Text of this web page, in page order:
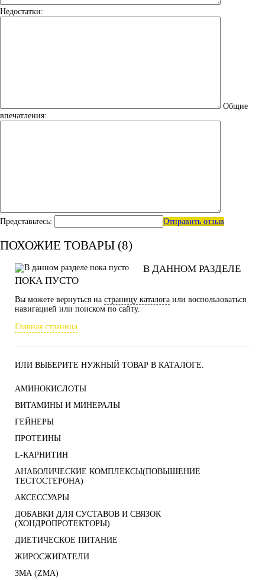
Недостатки:
Общие
впечатления:
Представьтесь: Отправить отзыв
ПОХОЖИЕ ТОВАРЫ (8)
В ДАННОМ РАЗДЕЛЕ
ПОКА ПУСТО
Вы можете вернуться на страницу каталога или воспользоваться
навигацией или поиском по сайту.
Главная страница
ИЛИ ВЫБЕРИТЕ НУЖНЫЙ ТОВАР В КАТАЛОГЕ.
АМИНОКИСЛОТЫ
ВИТАМИНЫ И МИНЕРАЛЫ
ГЕЙНЕРЫ
ПРОТЕИНЫ
L-КАРНИТИН
АНАБОЛИЧЕСКИЕ КОМПЛЕКСЫ(ПОВЫШЕНИЕ
ТЕСТОСТЕРОНА)
АКСЕССУАРЫ
ДОБАВКИ ДЛЯ СУСТАВОВ И СВЯЗОК
(ХОНДРОПРОТЕКТОРЫ)
ДИЕТИЧЕСКОЕ ПИТАНИЕ
ЖИРОСЖИГАТЕЛИ
ЗМА (ZMA)